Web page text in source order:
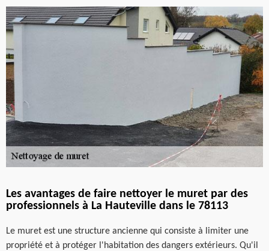
Les avantages de faire nettoyer le muret par des
professionnels à La Hauteville dans le 78113
Le muret est une structure ancienne qui consiste à limiter une
propriété et à protéger l'habitation des dangers extérieurs. Qu'il